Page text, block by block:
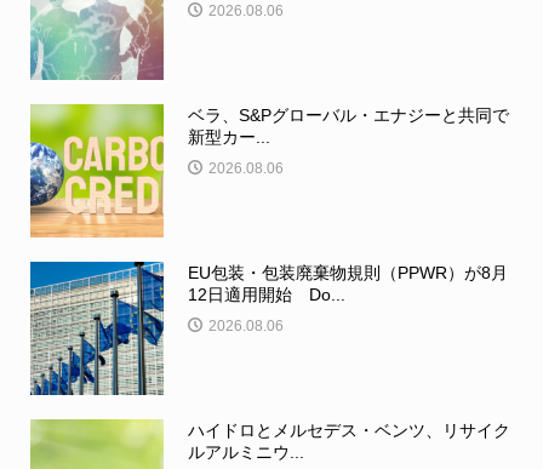
2026.08.06
ベラ、S&Pグローバル・エナジーと共同で
新型カー...
2026.08.06
EU包装・包装廃棄物規則（PPWR）が8月
12日適用開始 Do...
2026.08.06
ハイドロとメルセデス・ベンツ、リサイク
ルアルミニウ...